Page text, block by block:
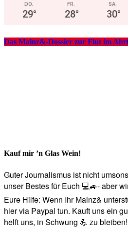
DO.
29°
FR.
28°
SA.
30°
Das Mainz&-Dossier zur Flut im
Kauf mir ’n Glas Wein!
Guter Journalismus ist nicht
unser Bestes für Euch 💻🚙- aber
Eure Hilfe: Wenn Ihr Mainz&
hier via Paypal tun. Kauft uns ein
helft uns, in Schwung 💪 zu bleiben!